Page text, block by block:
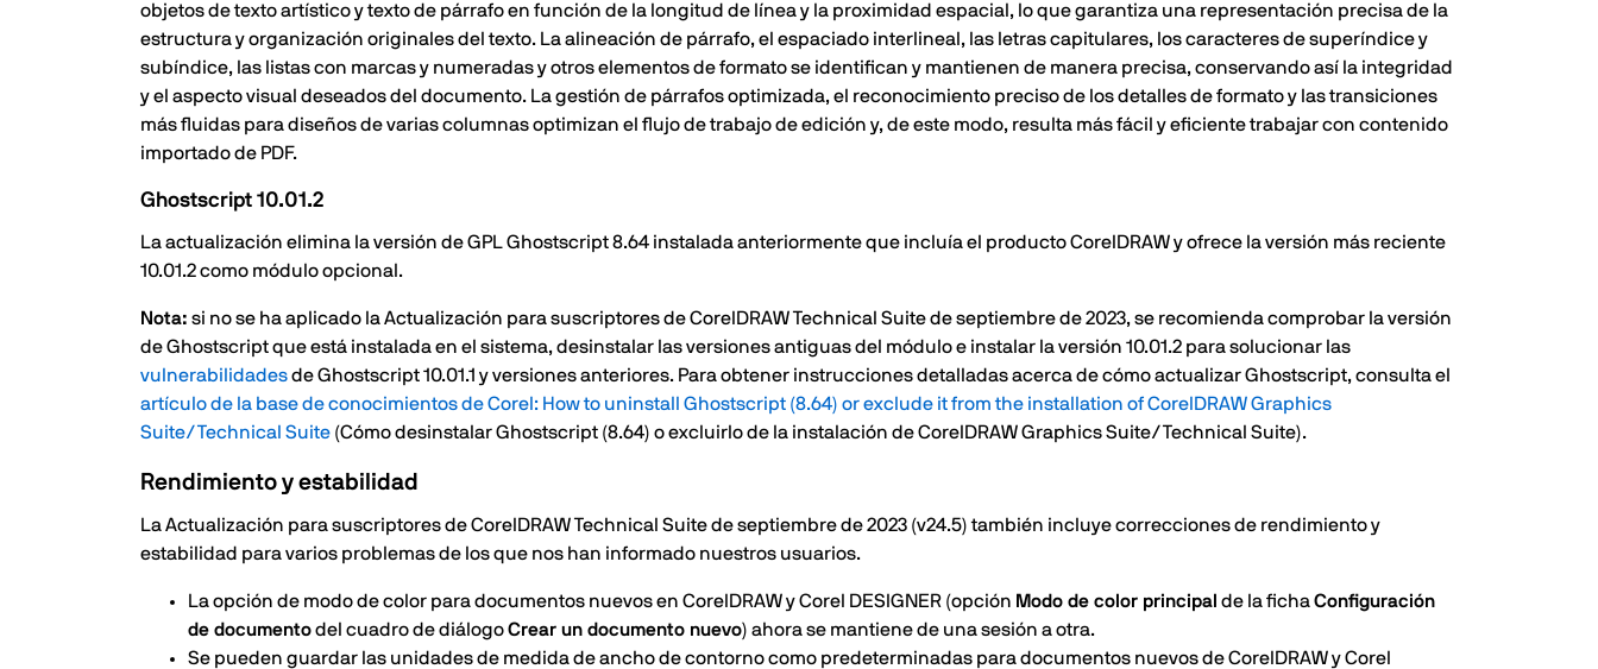
objetos de texto artístico y texto de párrafo en función de la longitud de línea y la proximidad espacial, lo que garantiza una representación precisa de la
estructura y organización originales del texto. La alineación de párrafo, el espaciado interlineal, las letras capitulares, los caracteres de superíndice y
subíndice, las listas con marcas y numeradas y otros elementos de formato se identifican y mantienen de manera precisa, conservando así la integridad
y el aspecto visual deseados del documento. La gestión de párrafos optimizada, el reconocimiento preciso de los detalles de formato y las transiciones
más fluidas para diseños de varias columnas optimizan el flujo de trabajo de edición y, de este modo, resulta más fácil y eficiente trabajar con contenido
importado de PDF.
Ghostscript 10.01.2
La actualización elimina la versión de GPL Ghostscript 8.64 instalada anteriormente que incluía el producto CorelDRAW y ofrece la versión más reciente
10.01.2 como módulo opcional.
Nota: si no se ha aplicado la Actualización para suscriptores de CorelDRAW Technical Suite de septiembre de 2023, se recomienda comprobar la versión
de Ghostscript que está instalada en el sistema, desinstalar las versiones antiguas del módulo e instalar la versión 10.01.2 para solucionar las
vulnerabilidadesde Ghostscript 10.01.1 y versiones anteriores. Para obtener instrucciones detalladas acerca de cómo actualizar Ghostscript, consulta el
artículo de la base de conocimientos de Corel: How to uninstall Ghostscript (8.64) or exclude it from the installation of CorelDRAW Graphics
Suite/Technical Suite (Cómo desinstalar Ghostscript (8.64) o excluirlo de la instalación de CorelDRAW Graphics Suite/Technical Suite).
Rendimiento y estabilidad
La Actualización para suscriptores de CorelDRAW Technical Suite de septiembre de 2023 (v24.5) también incluye correcciones de rendimiento y
estabilidad para varios problemas de los que nos han informado nuestros usuarios.
La opción de modo de color para documentos nuevos en CorelDRAW y Corel DESIGNER (opción Modo de color principal de la fichaConfiguración
de documentodel cuadro de diálogoCrear un documento nuevo) ahora se mantiene de una sesión a otra.
Se pueden guardar las unidades de medida de ancho de contorno como predeterminadas para documentos nuevos de CorelDRAW y Corel